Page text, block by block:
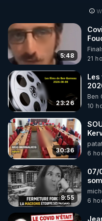
🌱 INSTAGRAM
https://
http://rgnr.li/instagram
🌱 LA NEWSLETTER
Pour ne pas rater
http://rgnr.li/news
🌱 VIDÉOS NON
Toutes les vidéos
http://rgnr.li/odysee
🌱 LES STAGES EN
5:48
de
21
23:26
Les
Ben
10
30:36
6
9:55
07/
une
6